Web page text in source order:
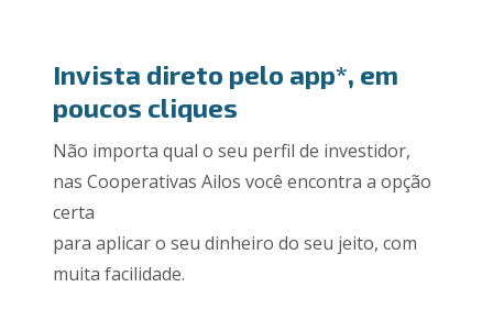
Invista direto pelo app*, em
poucos cliques
Não importa qual o seu perfil de investidor,
nas Cooperativas Ailos você encontra a opção
certa
para aplicar o seu dinheiro do seu jeito, com
muita facilidade.